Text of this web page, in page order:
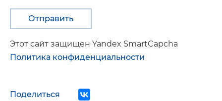
Этот сайт защищен Yandex SmartCapcha
Политика конфиденциальности
Поделиться